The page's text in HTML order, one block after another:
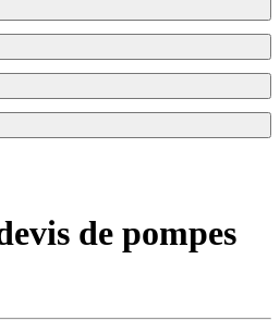
de pompes